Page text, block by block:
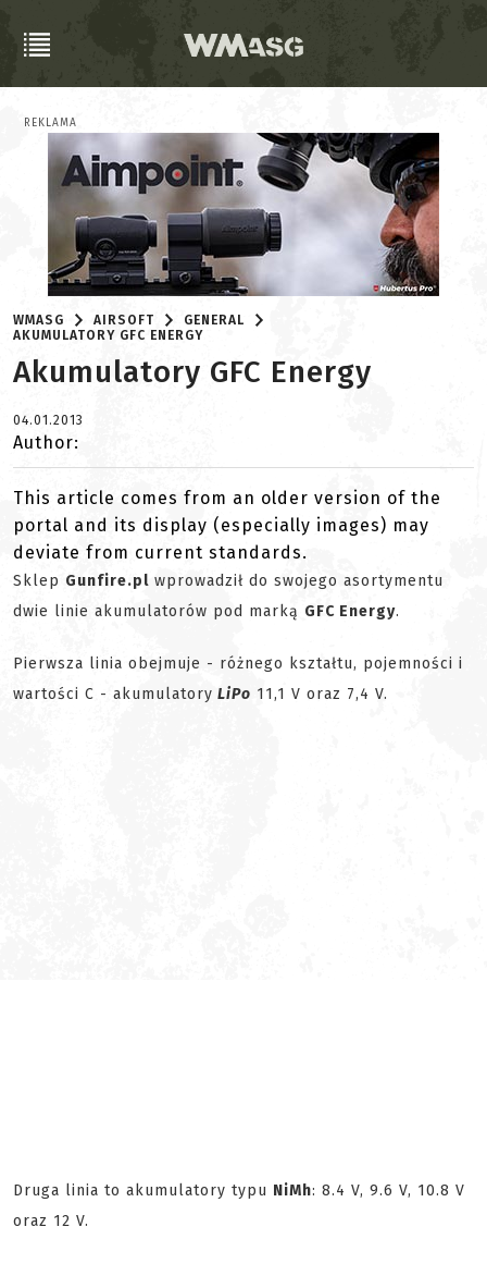
REKLAMA
WMASG AIRSOFT
GENERAL
AKUMULATORY GFC ENERGY
Akumulatory GFC Energy
04.01.2013
Author:
This article comes from an older version of the
portal and its display (especially images) may
deviate from current standards.
Sklep Gunfire.pl wprowadził do swojego asortymentu
dwie linie akumulatorów pod marką GFC Energy.
Pierwsza linia obejmuje - różnego kształtu, pojemności i
wartości C - akumulatory LiPo 11,1 V oraz 7,4 V.
Druga linia to akumulatory typu NiMh: 8.4 V, 9.6 V, 10.8 V
oraz 12 V.